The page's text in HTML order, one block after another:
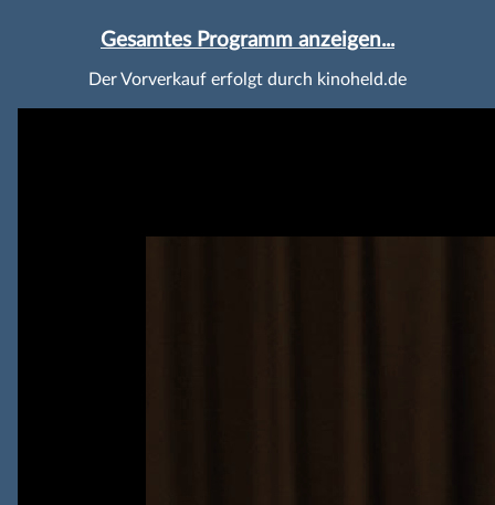
Gesamtes Programm anzeigen...
Der Vorverkauf erfolgt durch kinoheld.de